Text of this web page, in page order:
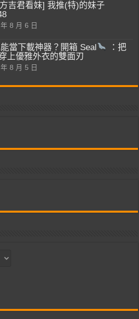
吉君看妹] 我推(特)的妹子
8 月 6 日
當下載神器？開箱 Seal
：把
上優雅外衣的雙面刃
8 月 5 日